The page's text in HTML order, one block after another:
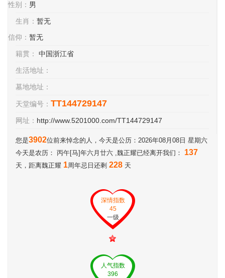
性别： 男
生肖： 暂无
信仰： 暂无
籍贯： 中国浙江省
生活地址：
墓地地址：
天堂编号： TT144729147
网址： http://www.5201000.com/TT144729147
您是3902位前来悼念的人，今天是公历：2026年08月08日 星期六
今天是农历： 丙午[马]年六月廿六 ,魏正耀已经离开我们： 137
天，距离魏正耀 1周年忌日还剩 228 天
深情指数
45
一级
人气指数
396